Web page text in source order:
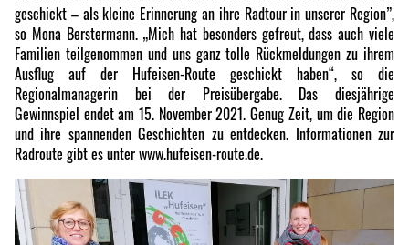
geschickt – als kleine Erinnerung an ihre Radtour in unserer Region”,
so Mona Berstermann. „Mich hat besonders gefreut, dass auch viele
Familien teilgenommen und uns ganz tolle Rückmeldungen zu ihrem
Ausflug auf der Hufeisen-Route geschickt haben“, so die
Regionalmanagerin bei der Preisübergabe. Das diesjährige
Gewinnspiel endet am 15. November 2021. Genug Zeit, um die Region
und ihre spannenden Geschichten zu entdecken. Informationen zur
Radroute gibt es unter www.hufeisen-route.de.